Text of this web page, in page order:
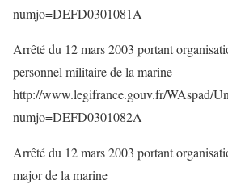
numjo=DEFD0301081A
Arrêté du 12 mars 2003 portant
personnel militaire de la marine
http://www.legifrance.gouv.fr/WAspad/
numjo=DEFD0301082A
Arrêté du 12 mars 2003 portant
major de la marine